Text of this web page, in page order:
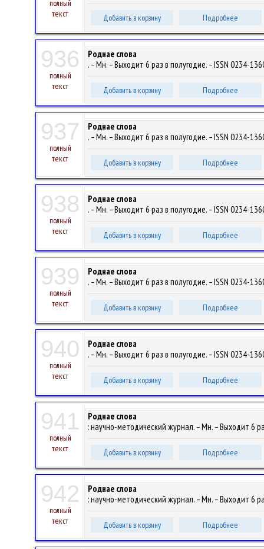
полный
текст
Добавить в корзину Подробнее
936
полный
текст
Роднае слова
. – Мн. – Выходит 6 раз в полугодие. – ISSN 0234-
Добавить в корзину Подробнее
937
полный
текст
Роднае слова
. – Мн. – Выходит 6 раз в полугодие. – ISSN 0234-
Добавить в корзину Подробнее
938
полный
текст
Роднае слова
. – Мн. – Выходит 6 раз в полугодие. – ISSN 0234-
Добавить в корзину Подробнее
939
полный
текст
Роднае слова
. – Мн. – Выходит 6 раз в полугодие. – ISSN 0234-
Добавить в корзину Подробнее
940
полный
текст
Роднае слова
. – Мн. – Выходит 6 раз в полугодие. – ISSN 0234-
Добавить в корзину Подробнее
941
полный
текст
Роднае слова
: научно-методический журнал. – Мн. – Выходит 6
Добавить в корзину Подробнее
942
полный
текст
Роднае слова
: научно-методический журнал. – Мн. – Выходит 6
Добавить в корзину Подробнее